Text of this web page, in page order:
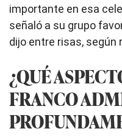
importante en esa
señaló a su grupo
dijo entre risas, según
¿QUÉ
FRANCO